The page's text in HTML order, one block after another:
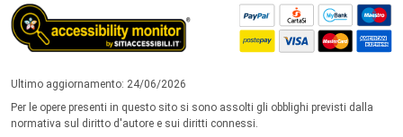
Ultimo aggiornamento: 24/06/2026
Per le opere presenti in questo sito si sono assolti gli obblighi previsti dalla
normativa sul diritto d'autore e sui diritti connessi.